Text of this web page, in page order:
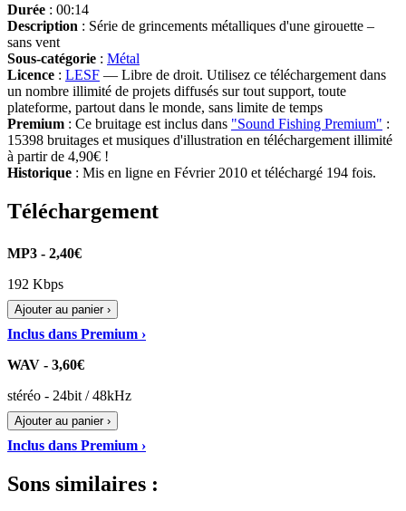
Durée : 00:14
Description : Série de grincements métalliques d'une girouette –
sans vent
Sous-catégorie : Métal
Licence : LESF — Libre de droit. Utilisez ce téléchargement dans
un nombre illimité de projets diffusés sur tout support, toute
plateforme, partout dans le monde, sans limite de temps
Premium : Ce bruitage est inclus dans "Sound Fishing Premium" :
15398 bruitages et musiques d'illustration en téléchargement illimité
à partir de 4,90€ !
Historique : Mis en ligne en Février 2010 et téléchargé 194 fois.
Téléchargement
MP3 - 2,40€
192 Kbps
Ajouter au panier ›
Inclus dans Premium ›
WAV - 3,60€
stéréo - 24bit / 48kHz
Ajouter au panier ›
Inclus dans Premium ›
Sons similaires :